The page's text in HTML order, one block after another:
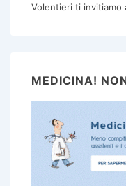
Volentieri ti invitiamo
MEDICINA!